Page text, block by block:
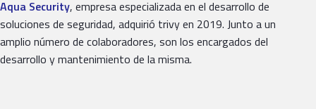
Aqua Security, empresa especializada en el desarrollo de
soluciones de seguridad, adquirió trivy en 2019. Junto a un
amplio número de colaboradores, son los encargados del
desarrollo y mantenimiento de la misma.